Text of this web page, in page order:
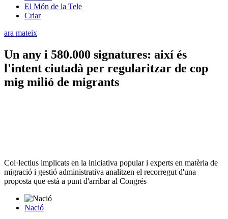
El Món de la Tele
Criar
ara mateix
Un any i 580.000 signatures: així és
l'intent ciutadà per regularitzar de cop
mig milió de migrants
Col·lectius implicats en la iniciativa popular i experts en matèria de
migració i gestió administrativa analitzen el recorregut d'una
proposta que està a punt d'arribar al Congrés
Nació